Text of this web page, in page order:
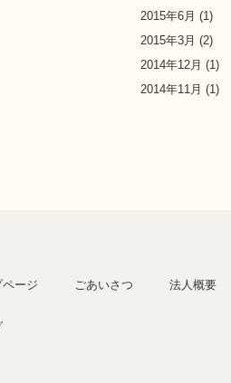
2015年6月 (1)
2015年3月 (2)
2014年12月 (1)
2014年11月 (1)
ページ ごあいさつ 法人概要